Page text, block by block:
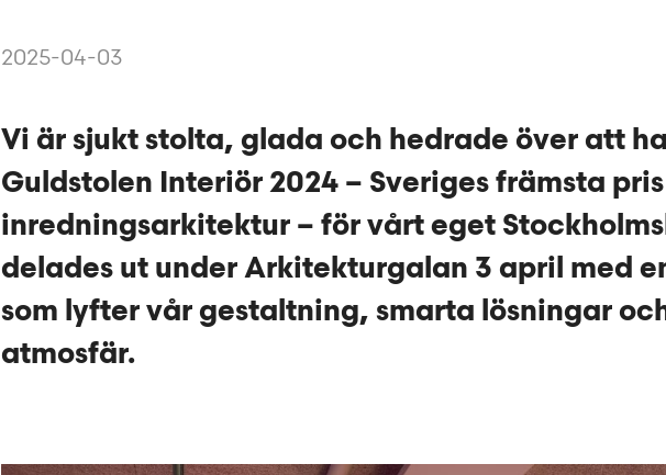
2025-04-03
Vi är sjukt stolta, glada och hedrade över att
Guldstolen Interiör 2024 – Sveriges främsta
inredningsarkitektur – för vårt eget
delades ut under Arkitekturgalan 3 april med
som lyfter vår gestaltning, smarta lösningar
atmosfär.